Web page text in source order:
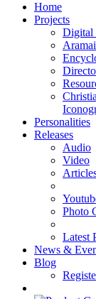
Home
Projects
Digital
Personalities
Releases
Audio
Video
Photo
Latest
News &
Blog